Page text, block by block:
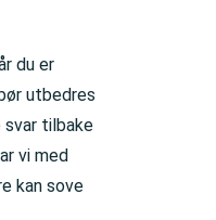
du er
utbedres
svar tilbake
vi med
kan sove